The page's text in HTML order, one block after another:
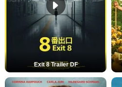
Exit 8 Trailer DF